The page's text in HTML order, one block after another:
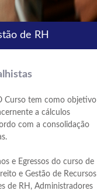
de RH
Curso tem como objetivo
a cálculos
com a consolidação
e Egressos do curso de
e Gestão de Recursos
de RH, Administradores